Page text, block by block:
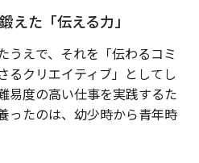
えた「伝える力」
うえで、それを「伝わるコミ
るクリエイティブ」としてし
易度の高い仕事を実践するた
ったのは、幼少時から青年時